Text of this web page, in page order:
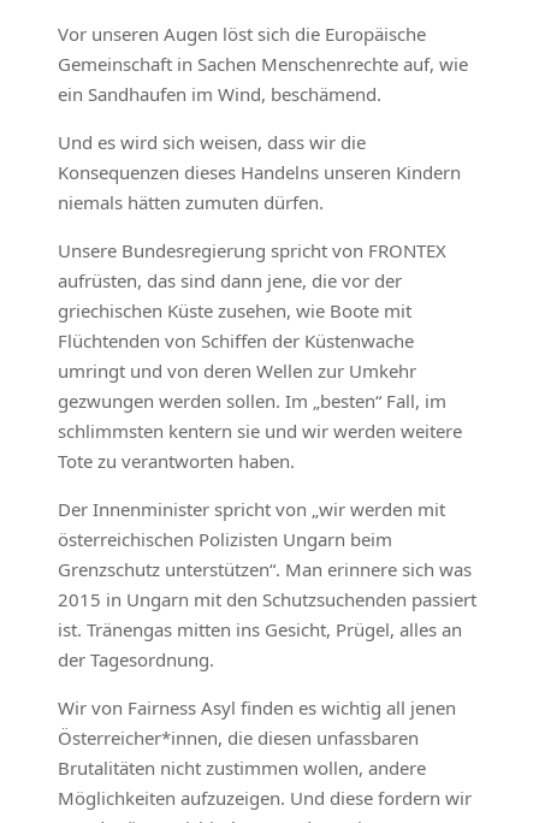
Vor unseren Augen löst sich die Europäische
Gemeinschaft in Sachen Menschenrechte auf, wie
ein Sandhaufen im Wind, beschämend.
Und es wird sich weisen, dass wir die
Konsequenzen dieses Handelns unseren Kindern
niemals hätten zumuten dürfen.
Unsere Bundesregierung spricht von FRONTEX
aufrüsten, das sind dann jene, die vor der
griechischen Küste zusehen, wie Boote mit
Flüchtenden von Schiffen der Küstenwache
umringt und von deren Wellen zur Umkehr
gezwungen werden sollen. Im „besten“ Fall, im
schlimmsten kentern sie und wir werden weitere
Tote zu verantworten haben.
Der Innenminister spricht von „wir werden mit
österreichischen Polizisten Ungarn beim
Grenzschutz unterstützen“. Man erinnere sich was
2015 in Ungarn mit den Schutzsuchenden passiert
ist. Tränengas mitten ins Gesicht, Prügel, alles an
der Tagesordnung.
Wir von Fairness Asyl finden es wichtig all jenen
Österreicher*innen, die diesen unfassbaren
Brutalitäten nicht zustimmen wollen, andere
Möglichkeiten aufzuzeigen. Und diese fordern wir